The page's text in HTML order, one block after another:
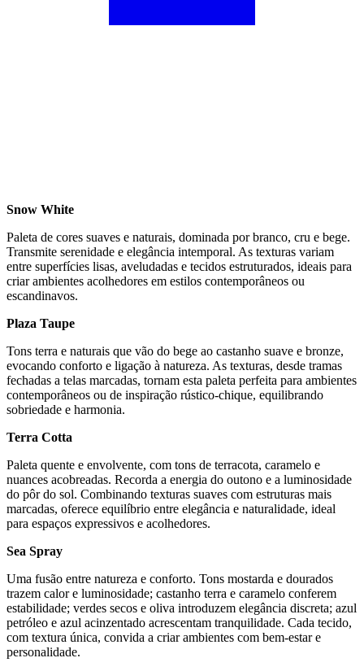
Snow White
Paleta de cores suaves e naturais, dominada por branco, cru e bege.
Transmite serenidade e elegância intemporal. As texturas variam
entre superfícies lisas, aveludadas e tecidos estruturados, ideais para
criar ambientes acolhedores em estilos contemporâneos ou
escandinavos.
Plaza Taupe
Tons terra e naturais que vão do bege ao castanho suave e bronze,
evocando conforto e ligação à natureza. As texturas, desde tramas
fechadas a telas marcadas, tornam esta paleta perfeita para ambientes
contemporâneos ou de inspiração rústico-chique, equilibrando
sobriedade e harmonia.
Terra Cotta
Paleta quente e envolvente, com tons de terracota, caramelo e
nuances acobreadas. Recorda a energia do outono e a luminosidade
do pôr do sol. Combinando texturas suaves com estruturas mais
marcadas, oferece equilíbrio entre elegância e naturalidade, ideal
para espaços expressivos e acolhedores.
Sea Spray
Uma fusão entre natureza e conforto. Tons mostarda e dourados
trazem calor e luminosidade; castanho terra e caramelo conferem
estabilidade; verdes secos e oliva introduzem elegância discreta; azul
petróleo e azul acinzentado acrescentam tranquilidade. Cada tecido,
com textura única, convida a criar ambientes com bem-estar e
personalidade.